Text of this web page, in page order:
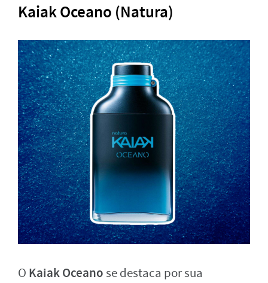
Kaiak Oceano (Natura)
O Kaiak Oceanose destaca por sua